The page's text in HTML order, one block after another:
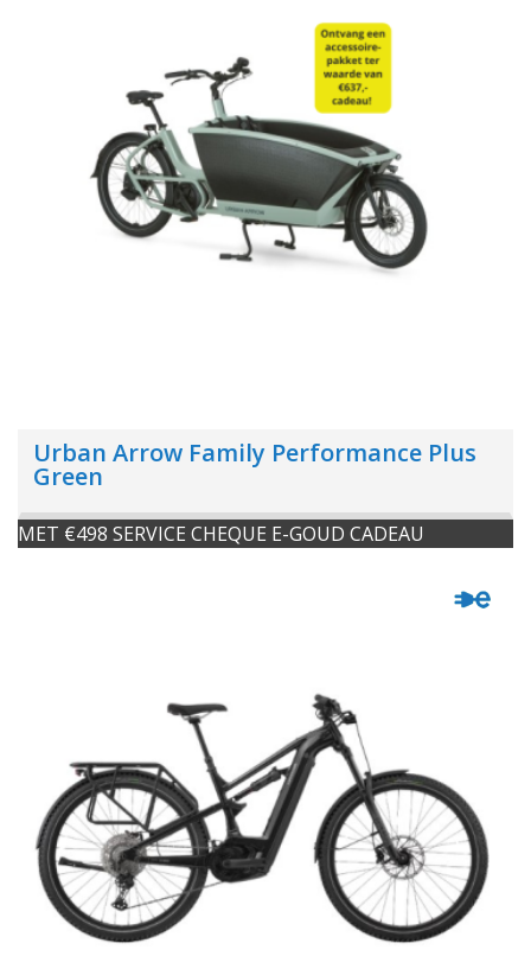
Urban Arrow Family Performance Plus
Green
MET €498 SERVICE CHEQUE E-GOUD CADEAU